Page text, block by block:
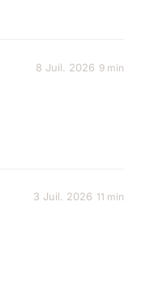
8 Juil. 2026 9 min
3 Juil. 2026 11 min